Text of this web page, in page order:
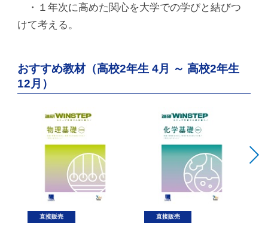
・１年次に高めた関心を大学での学びと結びつ
けて考える。
おすすめ教材（高校2年生 4月 ～ 高校2年生
12月）
直接販売 直接販売